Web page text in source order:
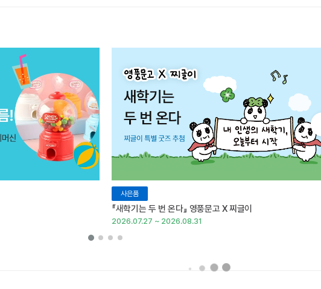
사은품
『새학기는 두 번 온다』 영풍문고 X 찌글이
2026.07.27 ~ 2026.08.31